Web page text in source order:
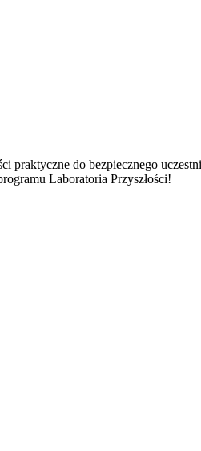
do bezpiecznego
Laboratoria Przyszłości!